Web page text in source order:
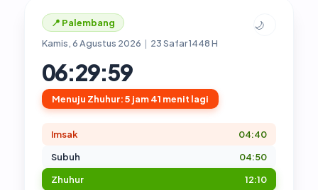
📍 Palembang
Kamis, 6 Agustus 2026 | 23 Safar 1448 H
🌙
06:30:00
Menuju Zhuhur: 5 jam 40 menit lagi
Imsak
04:40
Subuh
04:50
Zhuhur
12:10